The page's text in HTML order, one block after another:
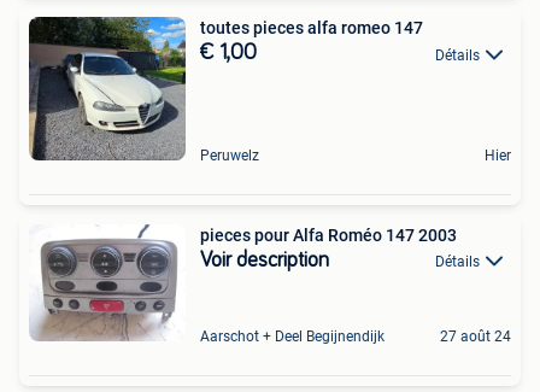
toutes pieces alfa romeo 147
€ 1,00 Détails
Peruwelz Hier
pieces pour Alfa Roméo 147 2003
Voir description Détails
Aarschot + Deel Begijnendijk 27 août 24